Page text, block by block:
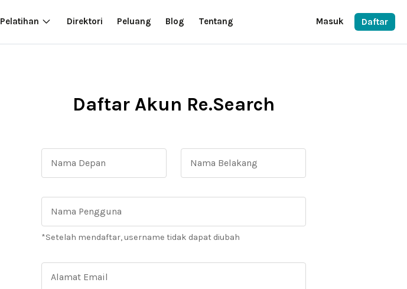
Pelatihan Direktori Peluang Blog Tentang Masuk Daftar
Daftar Akun Re.Search
*Setelah mendaftar, username tidak dapat diubah